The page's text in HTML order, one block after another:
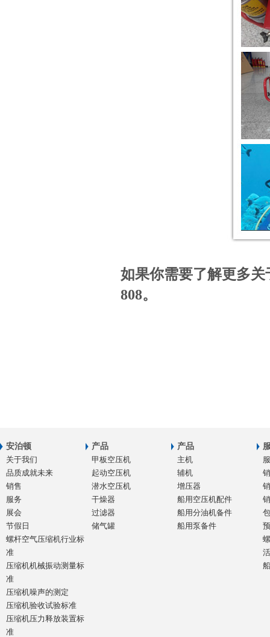
如果你需要了解更多
808。
安泊顿
关于我们
品质成就未来
销售
服务
展会
节假日
螺杆空气压缩机行业标
准
压缩机机械振动测量标
准
压缩机噪声的测定
压缩机验收试验标准
压缩机压力释放装置标
准
产品
甲板空压机
起动空压机
潜水空压机
干燥器
过滤器
储气罐
产品
主机
辅机
增压器
船用空压机配件
船用分油机备件
船用泵备件